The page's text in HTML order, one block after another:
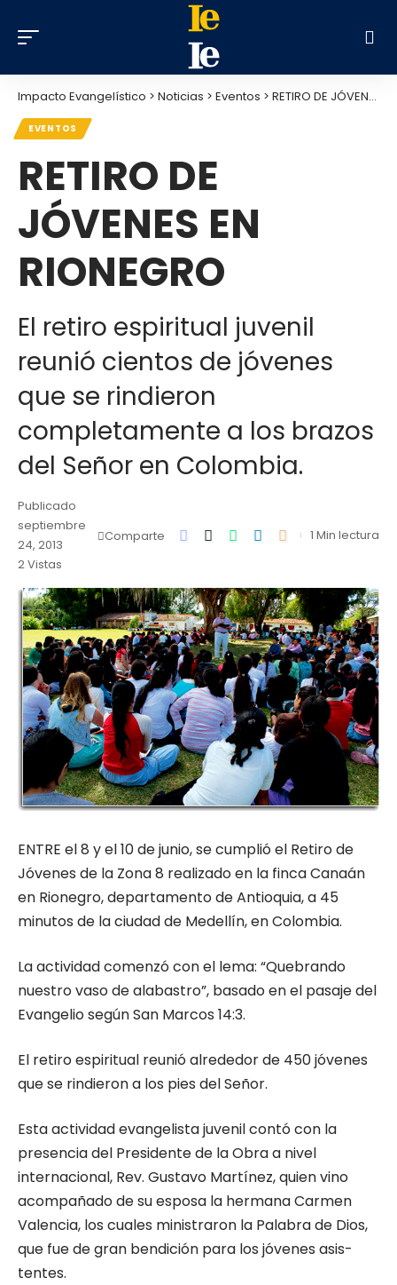
Impacto Evangelístico > Noticias > Eventos > RETIRO DE JÓVENES EN RIONEGRO
EVENTOS
RETIRO DE
JÓVENES EN
RIONEGRO
El retiro espiritual juvenil
reunió cientos de jóvenes
que se rindieron
completamente a los brazos
del Señor en Colombia.
Publicado
septiembre
24, 2013
2 Vistas
Comparte 1 Min lectura
ENTRE el 8 y el 10 de junio, se cumplió el Retiro de
Jóvenes de la Zona 8 reali­zado en la finca Canaán
en Rionegro, departamento de Antioquia, a 45
minutos de la ciudad de Medellín, en Colombia.
La actividad comenzó con el lema: “Quebrando
nuestro vaso de alabastro”, basado en el pasaje del
Evangelio según San Mar­cos 14:3.
El retiro espiritual reu­nió alrededor de 450 jóve­nes
que se rindieron a los pies del Señor.
Esta actividad evange­lista juvenil contó con la
presencia del Presidente de la Obra a nivel
internacio­nal, Rev. Gustavo Martínez, quien vino
acompañado de su esposa la hermana Car­men
Valencia, los cuales ministraron la Palabra de Dios,
que fue de gran ben­dición para los jóvenes asis­
tentes.